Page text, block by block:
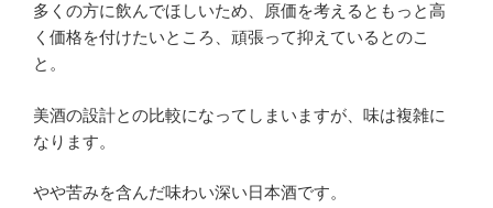
多くの方に飲んでほしいため、原価を考えるともっと高
く価格を付けたいところ、頑張って抑えているとのこ
と。
美酒の設計との比較になってしまいますが、味は複雑に
なります。
やや苦みを含んだ味わい深い日本酒です。